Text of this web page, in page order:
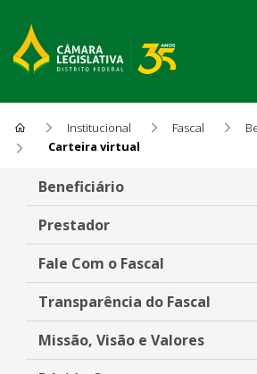
Institucional Fascal
Carteira virtual
Carteira virtual
Beneficiário
Prestador
Fale Com o Fascal
Transparência do Fascal
Missão, Visão e Valores